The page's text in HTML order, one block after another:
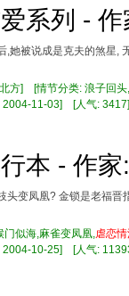
系列 -
,她被说成是克夫的煞
方] [情节分类: 浪子回头
2004-11-03] [人气:
本 - 作
头变凤凰? 金锁是老福
似海,麻雀变凤凰, 虐恋情
2004-10-25] [人气: